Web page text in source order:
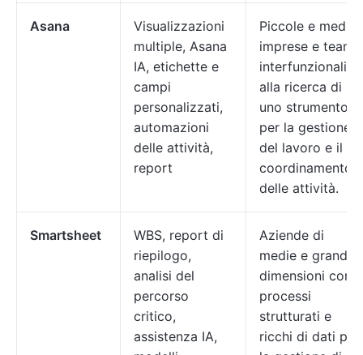
Asana
Visualizzazioni
multiple, Asana
IA, etichette e
campi
personalizzati,
automazioni
delle attività,
report
Piccole e medie
imprese e team
interfunzionali
alla ricerca di
uno strumento
per la gestione
del lavoro e il
coordinamento
delle attività.
Smartsheet
WBS, report di
riepilogo,
analisi del
percorso
critico,
assistenza IA,
Aziende di
medie e grandi
dimensioni con
processi
strutturati e
ricchi di dati per